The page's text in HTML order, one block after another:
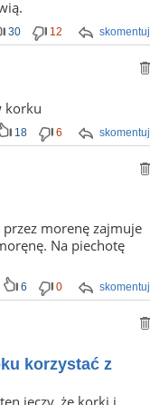
skomentuj
30 12
korku
skomentuj
18 6
morenę zajmuje
Na piechotę
skomentuj
6 0
korzystać z
jęczy, że korki i